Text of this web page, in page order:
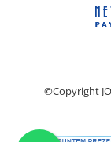
©Copyright